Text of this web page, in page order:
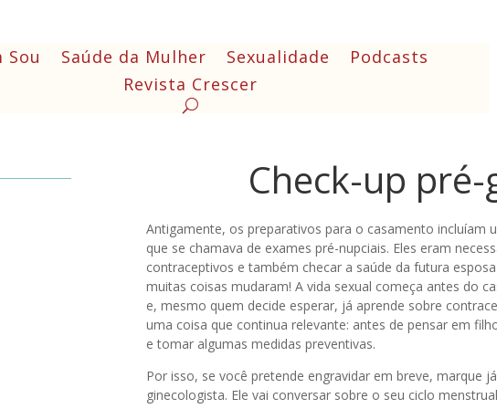
Sou Saúde da Mulher Sexualidade
Podcasts
Revista Crescer
Check-up
Antigamente, os preparativos para o casamento incluíam
que se chamava de exames pré-nupciais. Eles eram
contraceptivos e também checar a saúde da futura
muitas coisas mudaram! A vida sexual começa antes do
e, mesmo quem decide esperar, já aprende sobre
uma coisa que continua relevante: antes de pensar em
e tomar algumas medidas preventivas.
Por isso, se você pretende engravidar em breve, marque
ginecologista. Ele vai conversar sobre o seu ciclo